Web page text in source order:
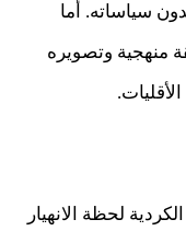
سياساته. أما
منهجية وتصويره
لحظة الانهيار